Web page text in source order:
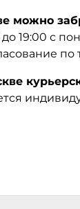
можно
19:00 с
по